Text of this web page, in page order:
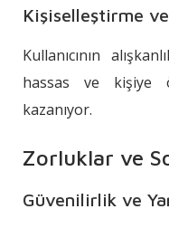
Kişiselleştirme
Kullanıcının
hassas ve kişiye
kazanıyor.
Zorluklar ve
Güvenilirlik ve